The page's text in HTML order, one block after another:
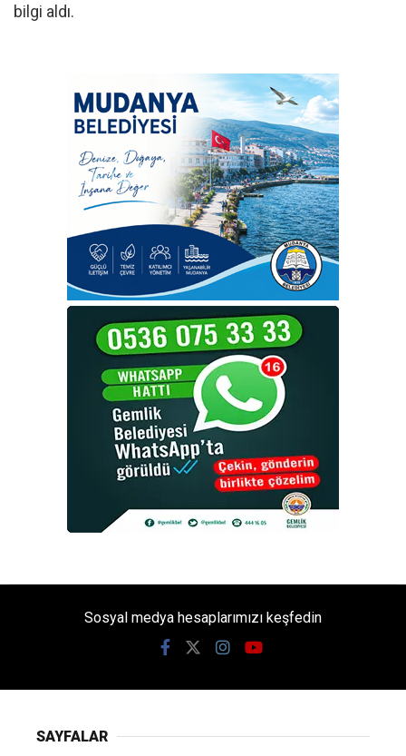
bilgi aldı.
Sosyal medya hesaplarımızı keşfedin
SAYFALAR